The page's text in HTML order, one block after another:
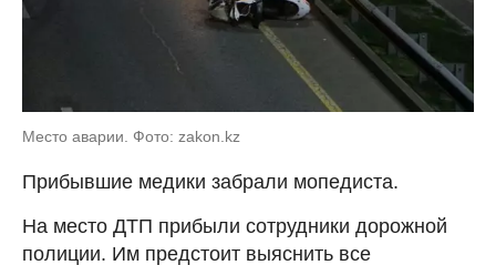
Место аварии. Фото: zakon.kz
Прибывшие медики забрали мопедиста.
На место ДТП прибыли сотрудники дорожной
полиции. Им предстоит выяснить все